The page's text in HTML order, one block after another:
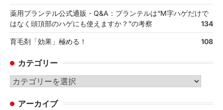
薬用プランテル公式通販・Q&A：プランテルは“M字ハゲだけで
はなく頭頂部のハゲにも使えますか？”の考察
134
育毛剤「効果」極める！ 108
カテゴリー
カ
ゴ アーカイブ